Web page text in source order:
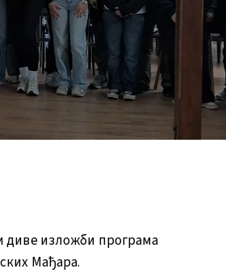
диве изложби програма
Мађара.